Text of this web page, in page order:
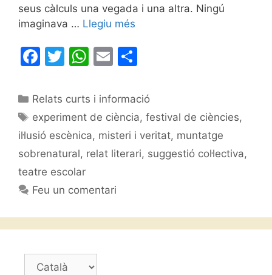
seus càlculs una vegada i una altra. Ningú
imaginava … Llegiu més
F
c
e
b
o
o
k
T
itt
er
W
at
s
A
p
E
ai
l
m
p
ar
te
Categories
Relats curts i informació
Etiquetes
experiment de ciència,festival de ciències,
il·lusió escènica, misteri i veritat, muntatge
sobrenatural, relat literari, suggestió col·lectiva,
teatre escolar
Feu un comentari
Trieu